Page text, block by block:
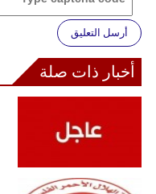
أرسل التعليق
أخبار ذات صلة